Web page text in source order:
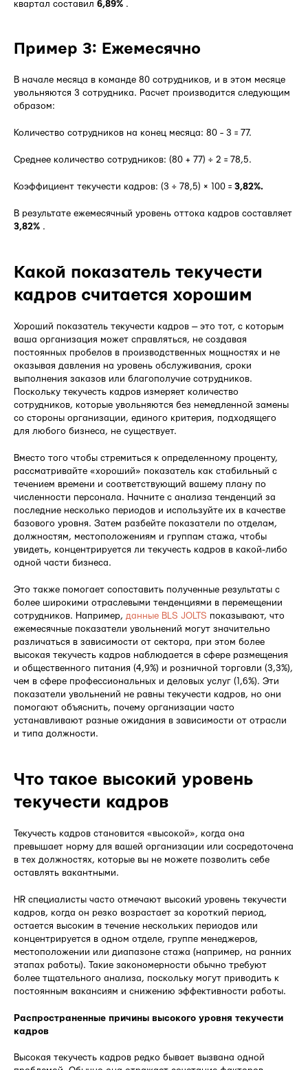
квартал составил 6,89% .
Пример 3: Ежемесячно
В начале месяца в команде 80 сотрудников, и в этом месяце
увольняются 3 сотрудника. Расчет производится следующим
образом:
Количество сотрудников на конец месяца: 80 − 3 = 77.
Среднее количество сотрудников: (80 + 77) ÷ 2 = 78,5.
Коэффициент текучести кадров: (3 ÷ 78,5) × 100 = 3,82%.
В результате ежемесячный уровень оттока кадров составляет
3,82% .
Какой показатель текучести
кадров считается хорошим
Хороший показатель текучести кадров — это тот, с которым
ваша организация может справляться, не создавая
постоянных пробелов в производственных мощностях и не
оказывая давления на уровень обслуживания, сроки
выполнения заказов или благополучие сотрудников.
Поскольку текучесть кадров измеряет количество
сотрудников, которые увольняются без немедленной замены
со стороны организации, единого критерия, подходящего
для любого бизнеса, не существует.
Вместо того чтобы стремиться к определенному проценту,
рассматривайте «хороший» показатель как стабильный с
течением времени и соответствующий вашему плану по
численности персонала. Начните с анализа тенденций за
последние несколько периодов и используйте их в качестве
базового уровня. Затем разбейте показатели по отделам,
должностям, местоположениям и группам стажа, чтобы
увидеть, концентрируется ли текучесть кадров в какой-либо
одной части бизнеса.
Это также помогает сопоставить полученные результаты с
более широкими отраслевыми тенденциями в перемещении
сотрудников. Например, данные BLS JOLTS показывают, что
ежемесячные показатели увольнений могут значительно
различаться в зависимости от сектора, при этом более
высокая текучесть кадров наблюдается в сфере размещения
и общественного питания (4,9%) и розничной торговли (3,3%),
чем в сфере профессиональных и деловых услуг (1,6%). Эти
показатели увольнений не равны текучести кадров, но они
помогают объяснить, почему организации часто
устанавливают разные ожидания в зависимости от отрасли
и типа должности.
Что такое высокий уровень
текучести кадров
Текучесть кадров становится «высокой», когда она
превышает норму для вашей организации или сосредоточена
в тех должностях, которые вы не можете позволить себе
оставлять вакантными.
HR специалисты часто отмечают высокий уровень текучести
кадров, когда он резко возрастает за короткий период,
остается высоким в течение нескольких периодов или
концентрируется в одном отделе, группе менеджеров,
местоположении или диапазоне стажа (например, на ранних
этапах работы). Такие закономерности обычно требуют
более тщательного анализа, поскольку могут приводить к
постоянным вакансиям и снижению эффективности работы.
Распространенные причины высокого уровня текучести
кадров
Высокая текучесть кадров редко бывает вызвана одной